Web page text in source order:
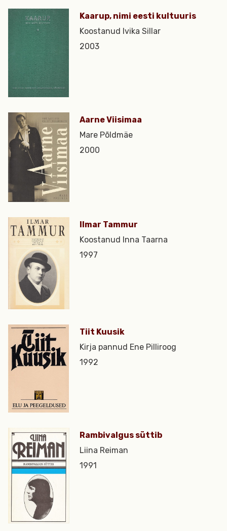
Kaarup, nimi eesti kultuuris
Koostanud Ivika Sillar
2003
Aarne Viisimaa
Mare Põldmäe
2000
Ilmar Tammur
Koostanud Inna Taarna
1997
Tiit Kuusik
Kirja pannud Ene Pilliroog
1992
Rambivalgus süttib
Liina Reiman
1991